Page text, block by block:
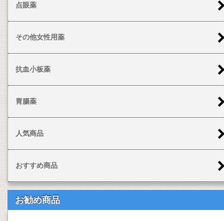
点眼薬
その他女性用薬
抗血小板薬
胃腸薬
人気商品
おすすめ商品
お勧め商品